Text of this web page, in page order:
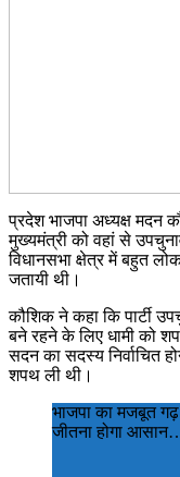
प्रदेश भाजपा अध्यक्ष मदन
मुख्यमंत्री को वहां से
विधानसभा क्षेत्र में बहुत
जतायी थी।
कौशिक ने कहा कि पार्टी
बने रहने के लिए धामी को
सदन का सदस्य निर्वाचित
शपथ ली थी।
भाजपा का मजबूत
जीतना होगा